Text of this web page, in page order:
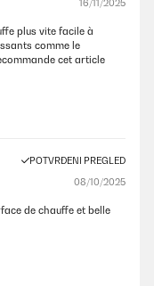
16/11/2025
plus vite facile à
comme le
cet article
POTVRĐENI PREGLED
08/10/2025
de chauffe et belle